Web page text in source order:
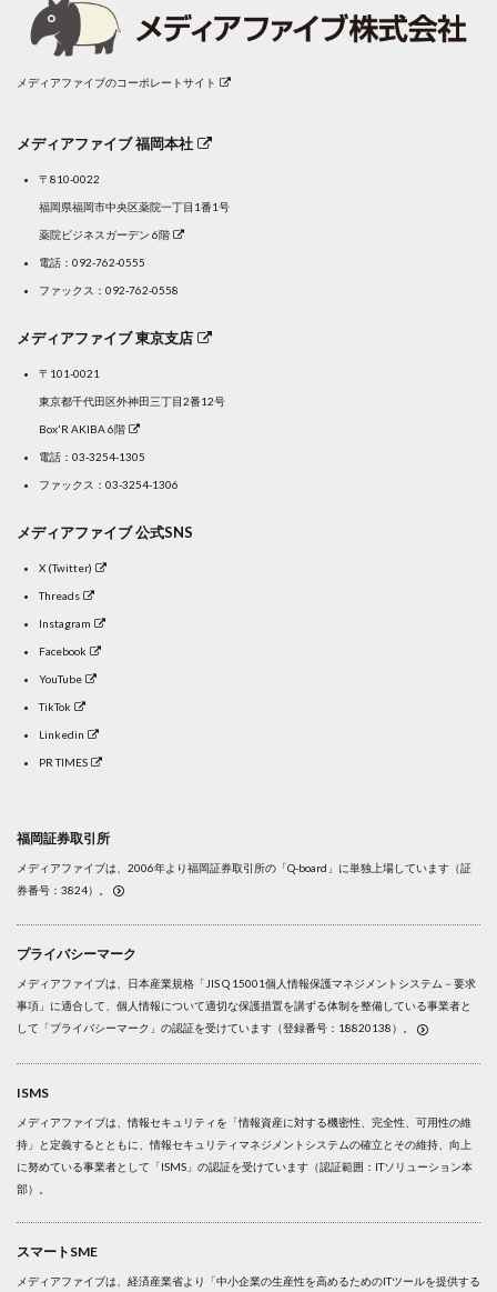
メディアファイブのコーポレートサイト
メディアファイブ 福岡本社
〒810-0022
福岡県福岡市中央区薬院一丁目1番1号
薬院ビジネスガーデン 6階
電話： 092-762-0555
ファックス：092-762-0558
メディアファイブ 東京支店
〒101-0021
東京都千代田区外神田三丁目2番12号
Box'R AKIBA 6階
電話： 03-3254-1305
ファックス：03-3254-1306
メディアファイブ 公式SNS
X (Twitter)
Threads
Instagram
Facebook
YouTube
TikTok
Linkedin
PR TIMES
福岡証券取引所
メディアファイブは、2006年より福岡証券取引所の「Q-board」に単独上場しています（証
券番号：3824）。
プライバシーマーク
メディアファイブは、日本産業規格「JIS Q 15001個人情報保護マネジメントシステム－要求
事項」に適合して、個人情報について適切な保護措置を講ずる体制を整備している事業者と
して「プライバシーマーク」の認証を受けています（登録番号：18820138）。
ISMS
メディアファイブは、情報セキュリティを「情報資産に対する機密性、完全性、可用性の維
持」と定義するとともに、情報セキュリティマネジメントシステムの確立とその維持、向上
に努めている事業者として「ISMS」の認証を受けています（認証範囲：ITソリューション本
部）。
スマートSME
メディアファイブは、経済産業省より「中小企業の生産性を高めるためのITツールを提供する